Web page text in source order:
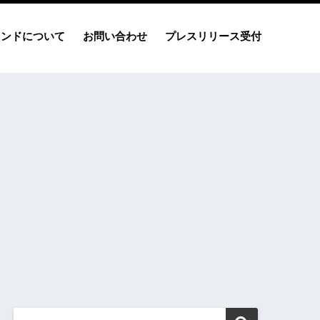
ドについて お問い合わせ プレスリリース受付